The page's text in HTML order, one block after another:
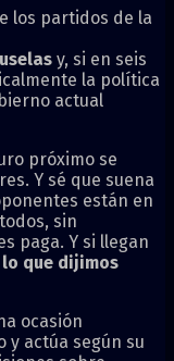
los partidos de la
y, si en seis
la política
actual
próximo se
Y sé que suena
están en
sin
paga. Y si llegan
que dijimos
ocasión
y actúa según su